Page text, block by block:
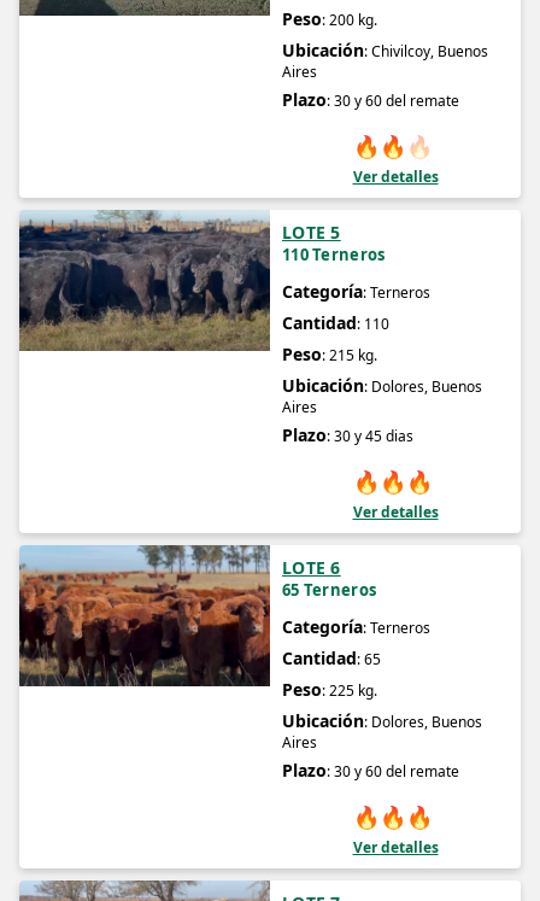
Peso: 200 kg.
Ubicación: Chivilcoy, Buenos
Aires
Plazo: 30 y 60 del remate
🔥 🔥 🔥
Ver detalles
LOTE 5
110 Terneros
Categoría: Terneros
Cantidad: 110
Peso: 215 kg.
Ubicación: Dolores, Buenos
Aires
Plazo: 30 y 45 dias
🔥 🔥 🔥
Ver detalles
LOTE 6
65 Terneros
Categoría: Terneros
Cantidad: 65
Peso: 225 kg.
Ubicación: Dolores, Buenos
Aires
Plazo: 30 y 60 del remate
🔥 🔥 🔥
Ver detalles